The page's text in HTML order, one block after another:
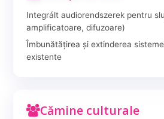
Integrált audiorendszerek pentru
amplificatoare, difuzoare)
Îmbunătățirea și extinderea
existente
Cămine culturale